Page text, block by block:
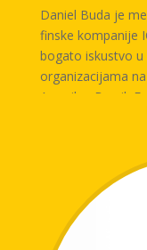
Daniel Buda je
finske kompanije
bogato iskustvo u
organizacijama
Amerika, Brazil,
CAT
nepogoda
najvećoj
Aperture Radar
Fokusiran je na